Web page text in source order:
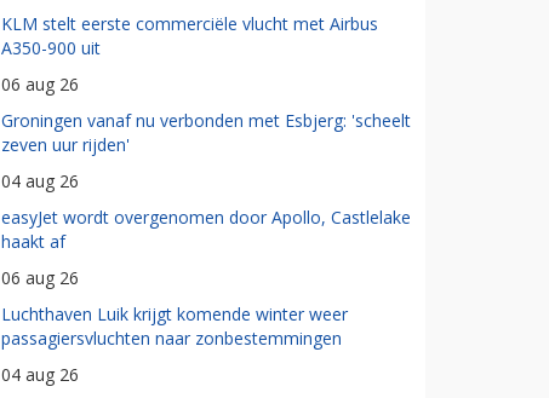
KLM stelt eerste commerciële vlucht met Airbus
A350-900 uit
06 aug 26
Groningen vanaf nu verbonden met Esbjerg: 'scheelt
zeven uur rijden'
04 aug 26
easyJet wordt overgenomen door Apollo, Castlelake
haakt af
06 aug 26
Luchthaven Luik krijgt komende winter weer
passagiersvluchten naar zonbestemmingen
04 aug 26